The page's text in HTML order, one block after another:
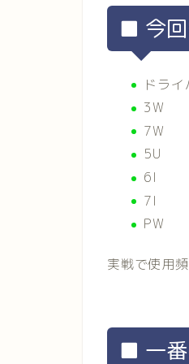
■ 今
ドライ
3W
7W
5U
6I
7I
PW
実戦で使用
■ 一番